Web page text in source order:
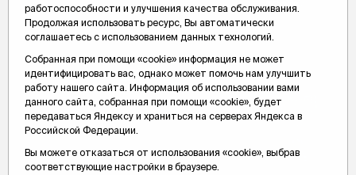
работоспособности и улучшения качества обслуживания.
Продолжая использовать ресурс, Вы автоматически
соглашаетесь с использованием данных технологий.
Собранная при помощи «cookie» информация не может
идентифицировать вас, однако может помочь нам улучшить
работу нашего сайта. Информация об использовании вами
данного сайта, собранная при помощи «cookie», будет
передаваться Яндексу и храниться на серверах Яндекса в
Российской Федерации.
Вы можете отказаться от использования «cookie», выбрав
соответствующие настройки в браузере.